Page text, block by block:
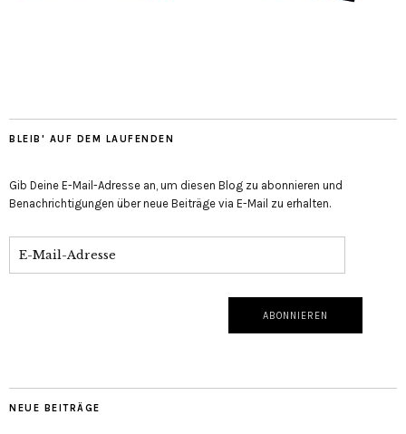
BLEIB' AUF DEM LAUFENDEN
Gib Deine E-Mail-Adresse an, um diesen Blog zu abonnieren und
Benachrichtigungen über neue Beiträge via E-Mail zu erhalten.
NEUE BEITRÄGE